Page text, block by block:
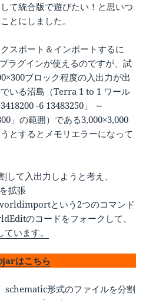
て統合版で遊びたい！と思いつ
とにしました。
スポート＆インポートするに
ラグインが使えるのですが、試
ブロック程度の入出力が出
いる沼島（Terra 1 to 1 ワール
-6 13483250」 ～
」の範囲）である3,000×3,000
とするとメモリエラーになって
して入出力しようと考え、
拡張
という2つのコマンド
のコードをフォークして、
います。
はこちら
schematic形式のファイルを分割